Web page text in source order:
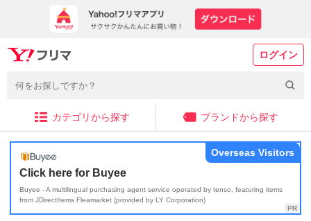
ログイン
カテゴリから探す ブランドから探す
Click here for Buyee
Buyee - A multilingual purchasing agent service operated by tenso, featuring items
from JDirectItems Fleamarket (provided by LY Corporation)
Overseas Visitors